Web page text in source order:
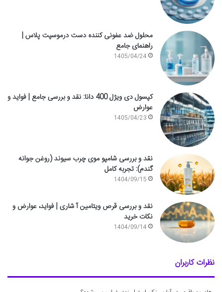
محلول ضد عفونی کننده دست درموسپت پلاس |
راهنمای جامع
1405/04/24
کپسول دی ویژل 400 دانا: نقد و بررسی جامع | فواید و
عوارض
1405/04/23
نقد و بررسی شامپو موی چرب سیوند (روغن جوانه
گندم): تجربه کامل
1404/09/15
نقد و بررسی قرص ویتامین آ شاری | فواید، عوارض و
نکات خرید
1404/09/14
نظرات کاربران